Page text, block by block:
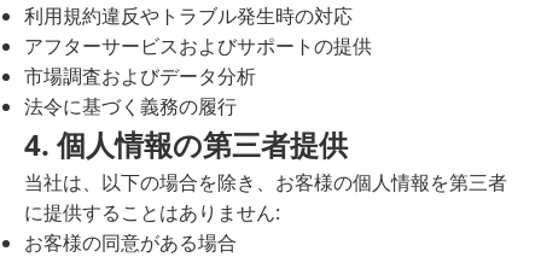
利用規約違反やトラブル発生時の対応
アフターサービスおよびサポートの提供
市場調査およびデータ分析
法令に基づく義務の履行
4. 個人情報の第三者提供
当社は、以下の場合を除き、お客様の個人情報を第三者
に提供することはありません:
お客様の同意がある場合